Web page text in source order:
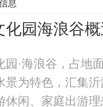
息
化园海浪谷
园·海浪谷，占地
景为特色，汇集
休闲、家庭出游